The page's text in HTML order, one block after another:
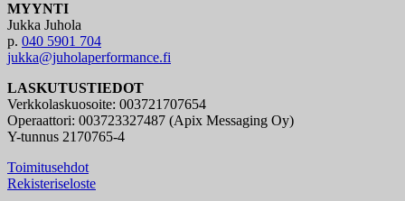
MYYNTI
Jukka Juhola
p. 040 5901 704
jukka@juholaperformance.fi
LASKUTUSTIEDOT
Verkkolaskuosoite: 003721707654
Operaattori: 003723327487 (Apix Messaging Oy)
Y-tunnus 2170765-4
Toimitusehdot
Rekisteriseloste